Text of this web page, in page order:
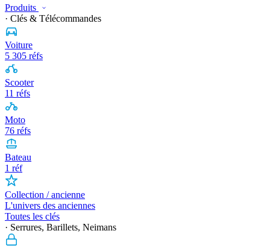
Produits
· Clés & Télécommandes
Voiture
5 305 réfs
Scooter
11 réfs
Moto
76 réfs
Bateau
1 réf
Collection / ancienne
L'univers des anciennes
Toutes les clés
· Serrures, Barillets, Neimans